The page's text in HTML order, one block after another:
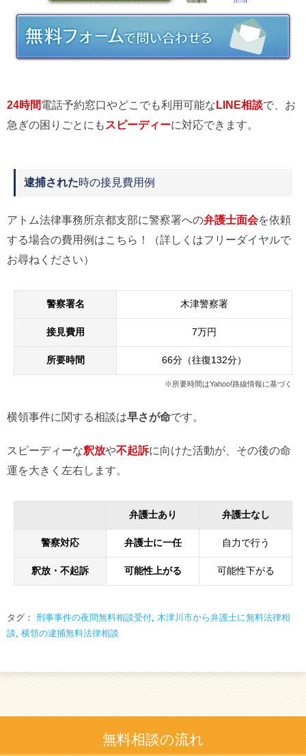
24時間電話予約窓口やどこでも利用可能なLINE相談で、お
急ぎの困りごとにも スピーディーに対応できます。
逮捕された時の接見費用例
アトム法律事務所京都支部に警察署への弁護士面会を依頼
する場合の費用例はこちら！（詳しくはフリーダイヤルで
お尋ねください）
警察署名 木津警察署
接見費用 7万円
所要時間 66分（往復132分）
※所要時間はYahoo!路線情報に基づく
横領事件に関する相談は早さが命です。
スピーディーな釈放や不起訴に向けた活動が、その後の命
運を大きく左右します。
弁護士あり 弁護士なし
警察対応 弁護士に一任 自力で行う
釈放・不起訴 可能性上がる 可能性下がる
タグ： 刑事事件の夜間無料相談受付, 木津川市から弁護士に無料法律相
談, 横領の逮捕無料法律相談
無料相談の流れ